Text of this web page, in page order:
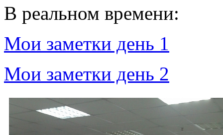
В реальном времени:
Мои заметки день 1
Мои заметки день 2